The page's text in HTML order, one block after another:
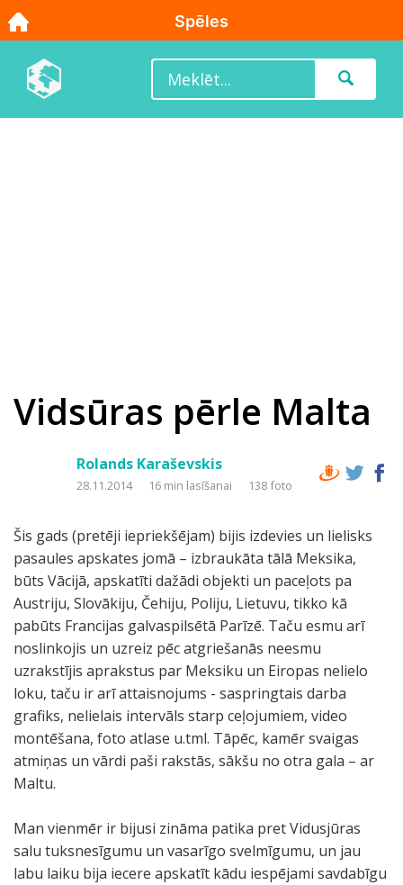
Vidsūras pērle Malta
Rolands Karaševskis
28.11.2014 16 min lasīšanai 138 foto
Šis gads (pretēji iepriekšējam) bijis izdevies un lielisks
pasaules apskates jomā – izbraukāta tālā Meksika,
būts Vācijā, apskatīti dažādi objekti un paceļots pa
Austriju, Slovākiju, Čehiju, Poliju, Lietuvu, tikko kā
pabūts Francijas galvaspilsētā Parīzē. Taču esmu arī
noslinkojis un uzreiz pēc atgriešanās neesmu
uzrakstījis aprakstus par Meksiku un Eiropas nelielo
loku, taču ir arī attaisnojums - saspringtais darba
grafiks, nelielais intervāls starp ceļojumiem, video
montēšana, foto atlase u.tml. Tāpēc, kamēr svaigas
atmiņas un vārdi paši rakstās, sākšu no otra gala – ar
Maltu.
Man vienmēr ir bijusi zināma patika pret Vidusjūras
salu tuksnesīgumu un vasarīgo svelmīgumu, un jau
labu laiku bija iecere apskatīt kādu iespējami savdabīgu